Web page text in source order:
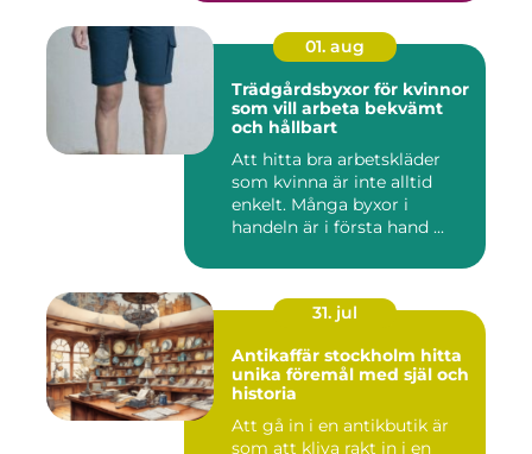
01. aug
Trädgårdsbyxor för kvinnor
som vill arbeta bekvämt
och hållbart
Att hitta bra arbetskläder
som kvinna är inte alltid
enkelt. Många byxor i
handeln är i första hand ...
31. jul
Antikaffär stockholm hitta
unika föremål med själ och
historia
Att gå in i en antikbutik är
som att kliva rakt in i en